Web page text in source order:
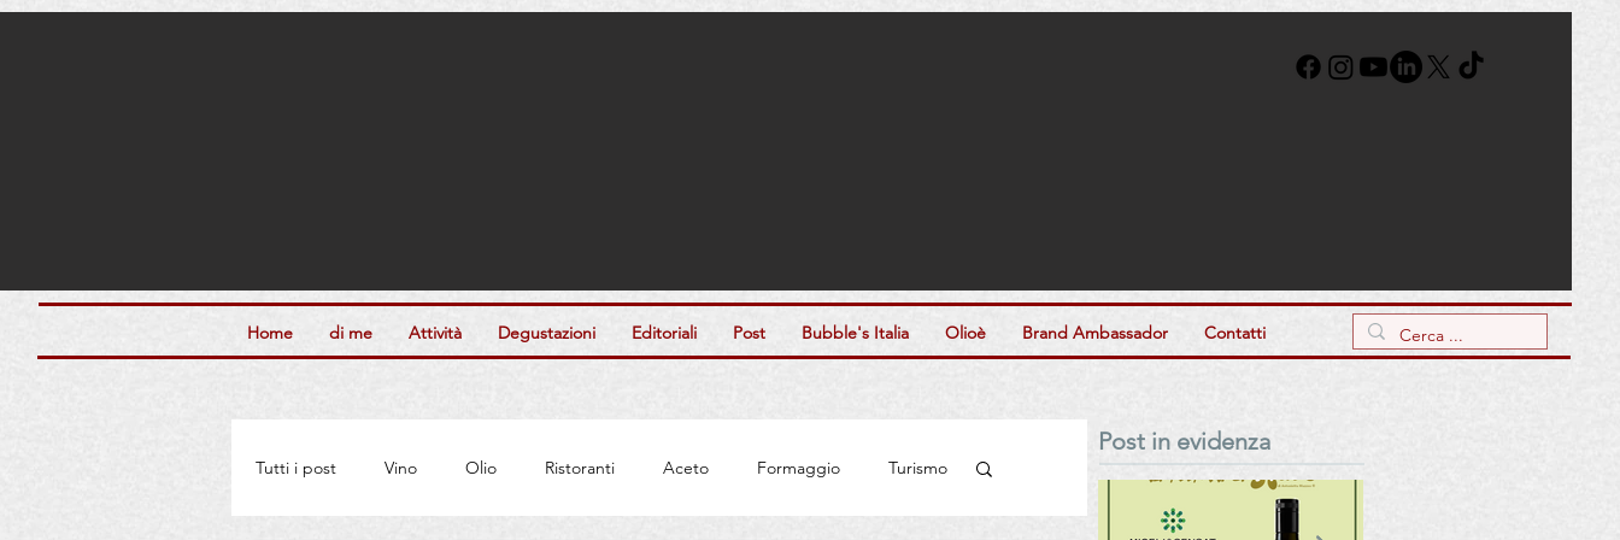
Home di me Attività Degustazioni Editoriali Post Bubble's Italia Olioè Brand Ambassador Contatti
Tutti i post Vino Olio Ristoranti Aceto Formaggio Turismo
Post in evidenza